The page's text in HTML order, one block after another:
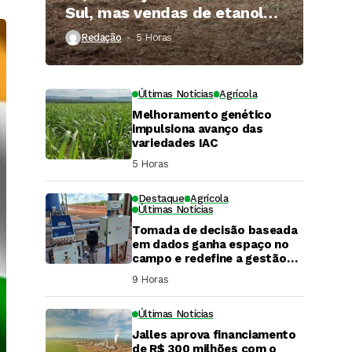
Sul, mas vendas de etanol
superam 3 bilhões de litros
Redação 5 Horas ⁮
Últimas Notícias Agrícola
Melhoramento genético
impulsiona avanço das
variedades IAC
5 Horas ⁮
Destaque Agrícola
Últimas Notícias
Tomada de decisão baseada
em dados ganha espaço no
campo e redefine a gestão
hídrica das propriedades
rurais
9 Horas ⁮
Últimas Notícias
Jalles aprova financiamento
de R$ 300 milhões com o
DaCana Cast